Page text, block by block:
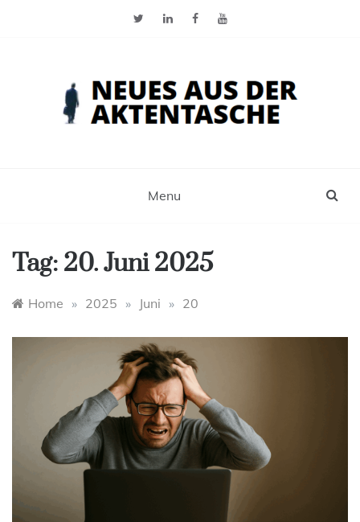
Menu
Tag: 20. Juni 2025
Home » 2025 » Juni » 20